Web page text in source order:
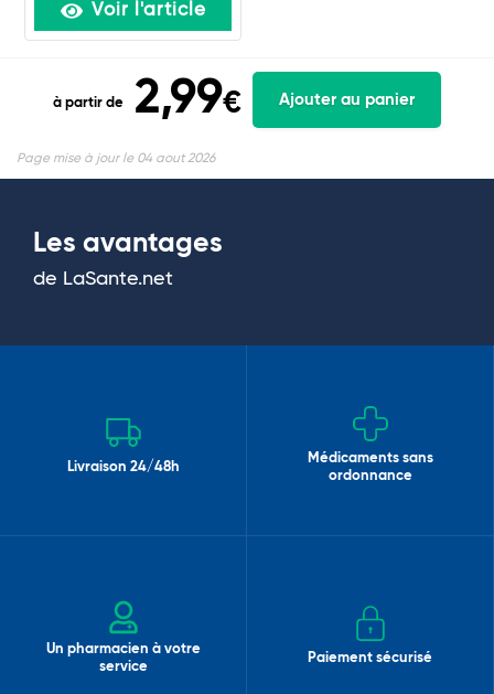
Voir l'article
à partir de 2,99€ Ajouter au panier
Page mise à jour le 04 aout 2026
Les avantages
de LaSante.net
Livraison 24/48h
Médicaments sans
ordonnance
Un pharmacien à votre
service
Paiement sécurisé